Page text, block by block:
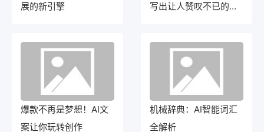
展的新引擎
写出让人赞叹不已的好
爆款不再是梦想！AI文
案让你玩转创作
机械辞典：AI智能词汇
全解析